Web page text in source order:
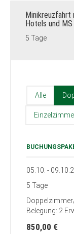
Minikreuzfahrt
Hotels und
5 Tage
Alle
05.10. -
5 Tage
Belegung: 2
850,00 €